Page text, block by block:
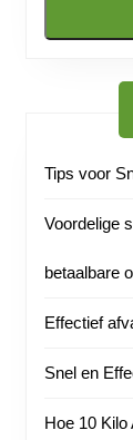
Tips voor
Voordelige
betaalbare
Effectief
Snel en
Hoe 10